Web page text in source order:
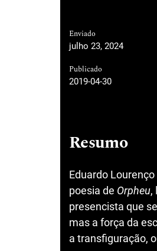
Enviado
julho 23, 2024
Publicado
2019-04-30
Resumo
Eduardo
poesia de Orpheu,
presencista que
mas a força da
a transfiguração,